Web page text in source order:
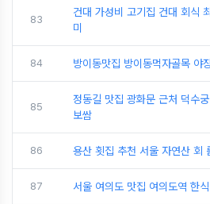
83
건대 가성비 고기집 건대 회식
미
84 방이동맛집 방이동먹자골목 야
85
정동길 맛집 광화문 근처 덕수
보쌈
86 용산 횟집 추천 서울 자연산 회
87 서울 여의도 맛집 여의도역 한